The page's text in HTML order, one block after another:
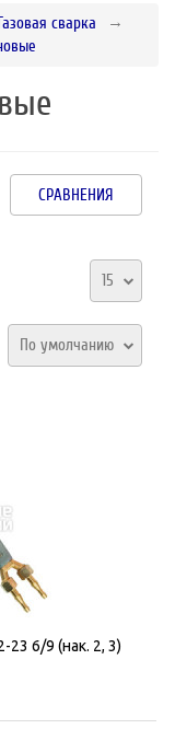
сварка
СРАВНЕНИЯ
15
По умолчанию
23 6/9 (нак. 2, 3)